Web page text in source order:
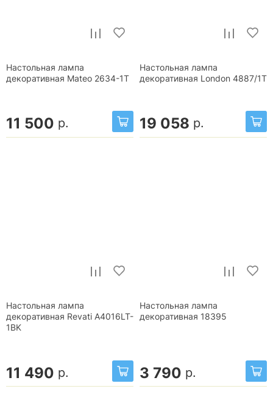
Настольная лампа
декоративная Mateo 2634-1T
11 500 р.
Настольная лампа
декоративная London 4887/1T
19 058 р.
Настольная лампа
декоративная Revati A4016LT-
1BK
11 490 р.
Настольная лампа
декоративная 18395
3 790 р.